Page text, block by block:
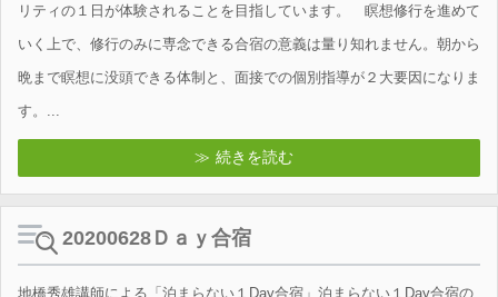
リティの１日が体験されることを目指しています。 瞑想修行を進めて
いく上で、修行のみに専念できる合宿の意義は量り知れません。朝から
晩まで瞑想に没頭できる体制と、面接での個別指導が２大要因になりま
す。...
続きを読む
20200628Ｄａｙ合宿
地橋秀雄講師による「泊まらない１Day合宿」泊まらない１Day合宿の